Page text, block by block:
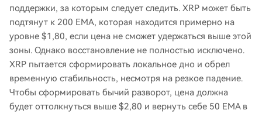
поддержки, за которым следует следить. XRP может быть
подтянут к 200 EMA, которая находится примерно на
уровне $1,80, если цена не сможет удержаться выше этой
зоны. Однако восстановление не полностью исключено.
XRP пытается сформировать локальное дно и обрел
временную стабильность, несмотря на резкое падение.
Чтобы сформировать бычий разворот, цена должна
будет оттолкнуться выше $2,80 и вернуть себе 50 EMA в